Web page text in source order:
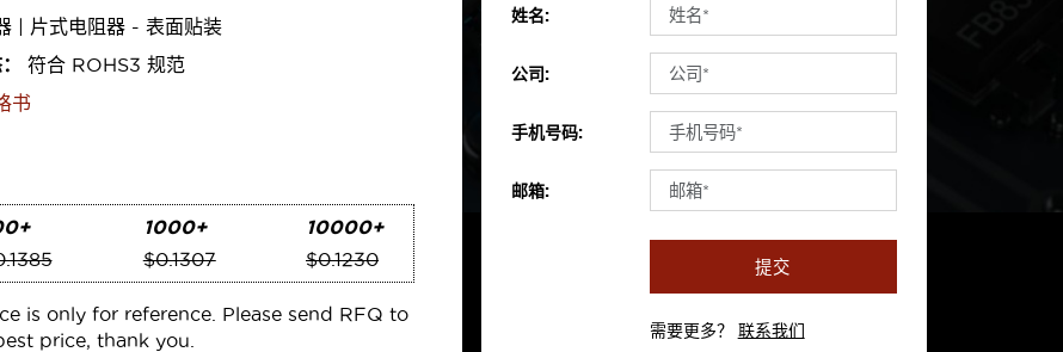
| 片式电阻器 - 表面贴装
符合 ROHS3 规范
书
1000+
$0.1307
10000+
$0.1230
is only for reference. Please send RFQ to
price, thank you.
姓名:
公司:
手机号码:
邮箱:
提交
需要更多？ 联系我们